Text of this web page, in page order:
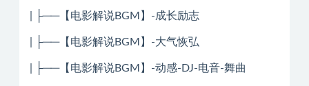
| ├──【电影解说BGM】-成长励志
| ├──【电影解说BGM】-大气恢弘
| ├──【电影解说BGM】-动感-DJ-电音-舞曲